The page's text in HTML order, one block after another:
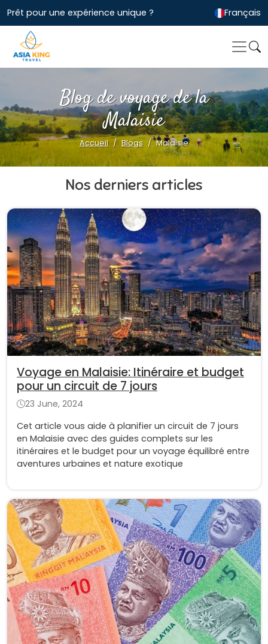
Prêt pour une expérience unique ? Français
Blog de voyage de la
Malaisie
Accueil Blogs Malaisie
Nos derniers articles
Voyage en Malaisie: Itinéraire et budget
pour un circuit de 7 jours
23 June, 2024
Cet article vous aide à planifier un circuit de 7 jours
en Malaisie avec des guides complets sur les
itinéraires et le budget pour un voyage équilibré entre
aventures urbaines et nature exotique